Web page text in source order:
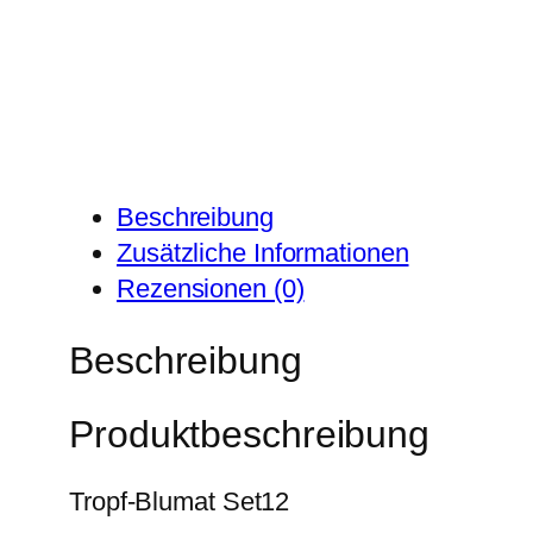
Beschreibung
Zusätzliche Informationen
Rezensionen (0)
Beschreibung
Produktbeschreibung
Tropf-Blumat Set12